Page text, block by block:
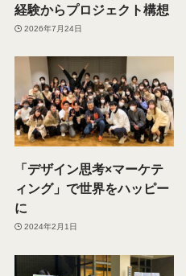
経験からプロジェクト構想
2026年7月24日
「デザイン思考×マーケテ
ィング」で世界をハッピー
に
2024年2月1日